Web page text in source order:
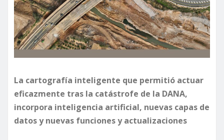
La cartografía inteligente que permitió actuar
eficazmente tras la catástrofe de la DANA,
incorpora inteligencia artificial, nuevas capas de
datos y nuevas funciones y actualizaciones